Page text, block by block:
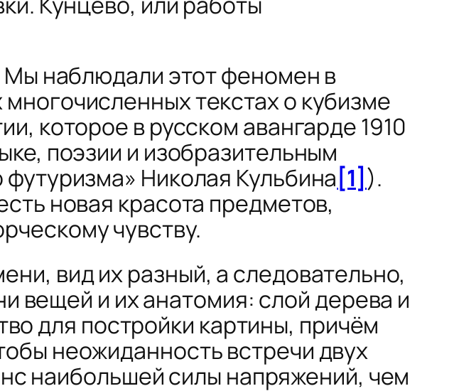
Мы наблюдали этот феномен в
многочисленных текстах о кубизме
которое в русском авангарде 1910
поэзии и изобразительным
Николая Кульбина [1] ).
новая красота предметов,
чувству.
вид их разный, а следовательно,
вещей и их анатомия: слой дерева и
для постройки картины, причём
неожиданность встречи двух
наибольшей силы напряжений, чем